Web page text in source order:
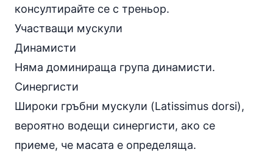
консултирайте се с треньор.
Участващи мускули
Динамисти
Няма доминираща група динамисти.
Синергисти
Широки гръбни мускули (Latissimus dorsi),
вероятно водещи синергисти, ако се
приеме, че масата е определяща.